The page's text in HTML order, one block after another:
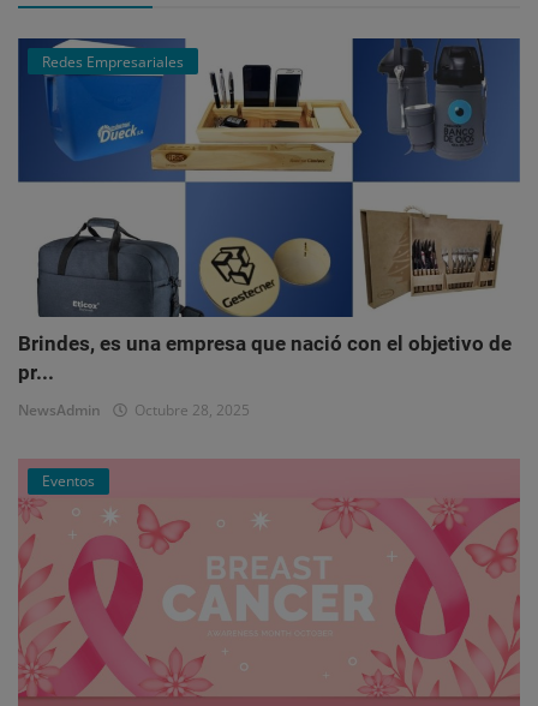
Redes Empresariales
Brindes, es una empresa que nació con el objetivo de
pr...
NewsAdmin Octubre 28, 2025
Eventos